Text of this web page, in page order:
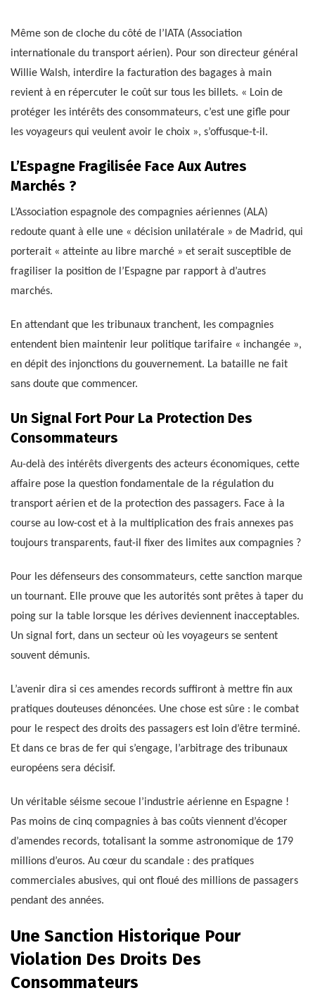
Même son de cloche du côté de l’IATA (Association
internationale du transport aérien). Pour son directeur général
Willie Walsh, interdire la facturation des bagages à main
revient à en répercuter le coût sur tous les billets. « Loin de
protéger les intérêts des consommateurs, c’est une gifle pour
les voyageurs qui veulent avoir le choix », s’offusque-t-il.
L’Espagne Fragilisée Face Aux Autres
Marchés ?
L’Association espagnole des compagnies aériennes (ALA)
redoute quant à elle une « décision unilatérale » de Madrid, qui
porterait « atteinte au libre marché » et serait susceptible de
fragiliser la position de l’Espagne par rapport à d’autres
marchés.
En attendant que les tribunaux tranchent, les compagnies
entendent bien maintenir leur politique tarifaire « inchangée »,
en dépit des injonctions du gouvernement. La bataille ne fait
sans doute que commencer.
Un Signal Fort Pour La Protection Des
Consommateurs
Au-delà des intérêts divergents des acteurs économiques, cette
affaire pose la question fondamentale de la régulation du
transport aérien et de la protection des passagers. Face à la
course au low-cost et à la multiplication des frais annexes pas
toujours transparents, faut-il fixer des limites aux compagnies ?
Pour les défenseurs des consommateurs, cette sanction marque
un tournant. Elle prouve que les autorités sont prêtes à taper du
poing sur la table lorsque les dérives deviennent inacceptables.
Un signal fort, dans un secteur où les voyageurs se sentent
souvent démunis.
L’avenir dira si ces amendes records suffiront à mettre fin aux
pratiques douteuses dénoncées. Une chose est sûre : le combat
pour le respect des droits des passagers est loin d’être terminé.
Et dans ce bras de fer qui s’engage, l’arbitrage des tribunaux
européens sera décisif.
Un véritable séisme secoue l’industrie aérienne en Espagne !
Pas moins de cinq compagnies à bas coûts viennent d’écoper
d’amendes records, totalisant la somme astronomique de 179
millions d’euros. Au cœur du scandale : des pratiques
commerciales abusives, qui ont floué des millions de passagers
pendant des années.
Une Sanction Historique Pour
Violation Des Droits Des
Consommateurs